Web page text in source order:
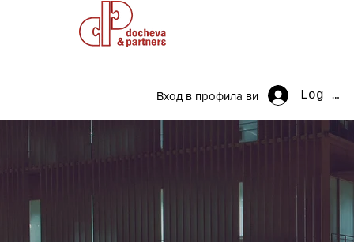
Вход в профила ви Log In